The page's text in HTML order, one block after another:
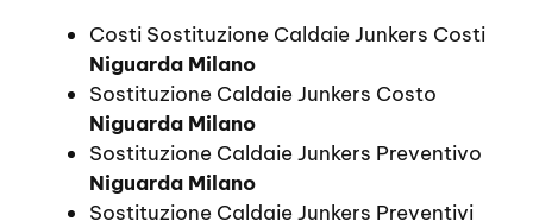
Costi Sostituzione Caldaie Junkers Costi
Niguarda Milano
Sostituzione Caldaie Junkers Costo
Niguarda Milano
Sostituzione Caldaie Junkers Preventivo
Niguarda Milano
Sostituzione Caldaie Junkers Preventivi